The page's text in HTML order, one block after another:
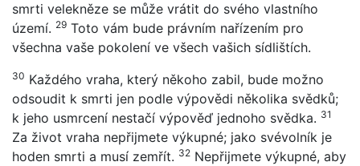
smrti velekněze se může vrátit do svého vlastního
území. 29 Toto vám bude právním nařízením pro
všechna vaše pokolení ve všech vašich sídlištích.
30 Každého vraha, který někoho zabil, bude možno
odsoudit k smrti jen podle výpovědi několika svědků;
k jeho usmrcení nestačí výpověď jednoho svědka. 31
Za život vraha nepřijmete výkupné; jako svévolník je
hoden smrti a musí zemřít. 32 Nepřijmete výkupné, aby